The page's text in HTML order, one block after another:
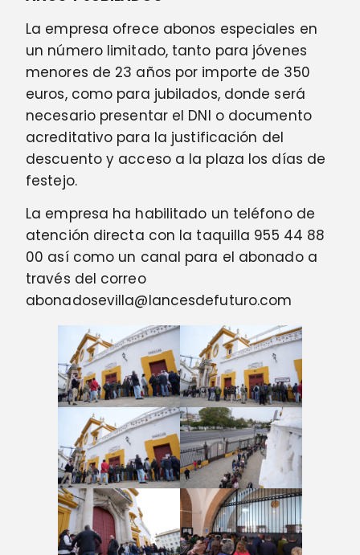
La empresa ofrece abonos especiales en
un número limitado, tanto para jóvenes
menores de 23 años por importe de 350
euros, como para jubilados, donde será
necesario presentar el DNI o documento
acreditativo para la justificación del
descuento y acceso a la plaza los días de
festejo.
La empresa ha habilitado un teléfono de
atención directa con la taquilla 955 44 88
00 así como un canal para el abonado a
través del correo
abonadosevilla@lancesdefuturo.com